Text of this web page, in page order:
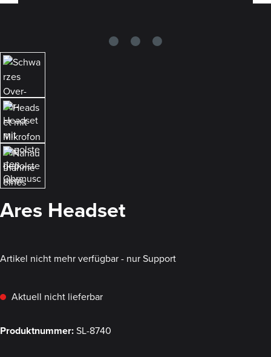
Ares Headset
Artikel nicht mehr verfügbar - nur Support
Aktuell nicht lieferbar
Produktnummer:SL-8740